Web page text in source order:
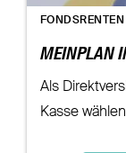
FONDSRENTEN
MEINPLAN
Als
Kasse wählen